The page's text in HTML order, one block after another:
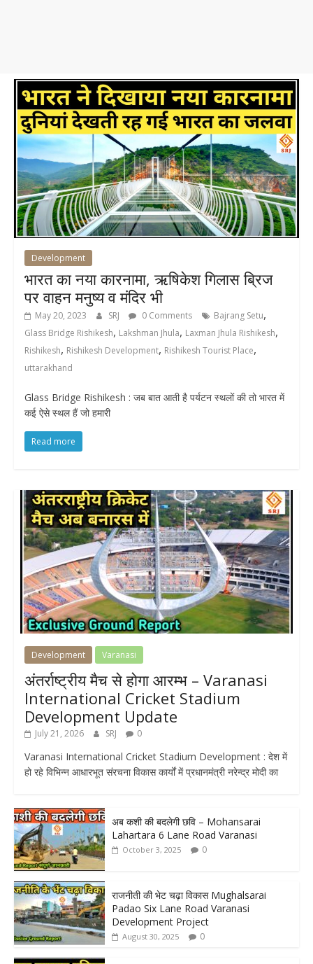
Development
भारत का नया कारनामा, ऋषिकेश गिलास ब्रिज
पर वाहन मनुष्य व मंदिर भी
May 20, 2023 SRJ 0 Comments Bajrang Setu,
Glass Bridge Rishikesh, Lakshman Jhula, Laxman Jhula Rishikesh,
Rishikesh, Rishikesh Development, Rishikesh Tourist Place,
uttarakhand
Glass Bridge Rishikesh : जब बात आती है पर्यटन स्थलों की तो भारत में
कई ऐसे स्थल हैं जो हमारी
Read more
Development Varanasi
अंतर्राष्ट्रीय मैच से होगा आरम्भ – Varanasi
International Cricket Stadium
Development Update
July 21, 2026 SRJ 0
Varanasi International Cricket Stadium Development : देश में
हो रहे विभिन्न आधारभूत संरचना विकास कार्यों में प्रधानमंत्री नरेन्द्र मोदी का
अब कशी की बदलेगी छवि – Mohansarai
Lahartara 6 Lane Road Varanasi
October 3, 2025 0
राजनीती की भेट चढ़ा विकास Mughalsarai
Padao Six Lane Road Varanasi
Development Project
August 30, 2025 0